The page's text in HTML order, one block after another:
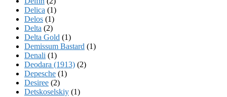
Delica (1)
Delos (1)
Delta (2)
Delta Gold (1)
Demissum Bastard (1)
Denali (1)
Deodara (1913) (2)
Depesche (1)
Desiree (2)
Detskoselskiy (1)